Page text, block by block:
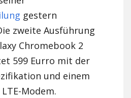
gestern
zweite Ausführung
Chromebook 2
599 Eurro mit der
und einem
Modem.